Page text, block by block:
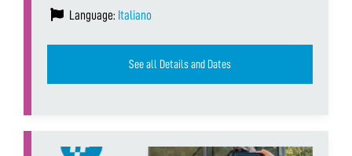
Language: Italiano
See all Details and Dates